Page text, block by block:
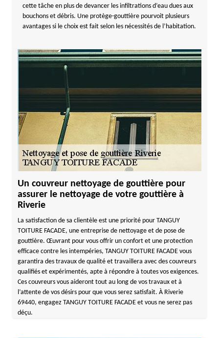
cette tâche en plus de devancer les infiltrations d’eau dues aux
bouchons et débris. Une protège-gouttière pourvoit plusieurs
avantages si le choix est fait selon les nécessités de l’habitation.
Un couvreur nettoyage de gouttière pour
assurer le nettoyage de votre gouttière à
Riverie
La satisfaction de sa clientèle est une priorité pour TANGUY
TOITURE FACADE, une entreprise de nettoyage et de pose de
gouttière. Œuvrant pour vous offrir un confort et une protection
efficace contre les intempéries, TANGUY TOITURE FACADE vous
garantira des travaux de qualité et travaillera avec des couvreurs
qualifiés et expérimentés, apte à répondre à toutes vos exigences.
Ces couvreurs vous aideront tout au long de vos travaux et à
l’attente de vos désirs pour que vous serez satisfait. À Riverie
69440, engagez TANGUY TOITURE FACADE et vous ne serez pas
déçu.